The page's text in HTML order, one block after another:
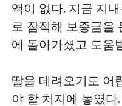
액이 없다. 지금 지
로 잠적해 보증금을
에 돌아가셨고 도움
딸을 데려오기도 어
야 할 처지에 놓였